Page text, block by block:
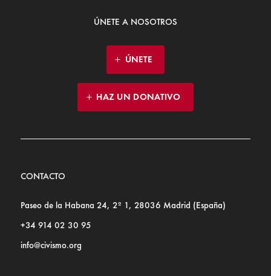
ÚNETE A NOSOTROS
ÚNETE
HAZ UN DONATIVO
CONTACTO
Paseo de la Habana 24, 2º 1, 28036 Madrid (España)
+34 914 02 30 95
info@civismo.org